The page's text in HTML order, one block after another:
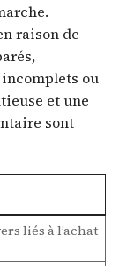
raison de
ou
et une
sont
liés à l’achat